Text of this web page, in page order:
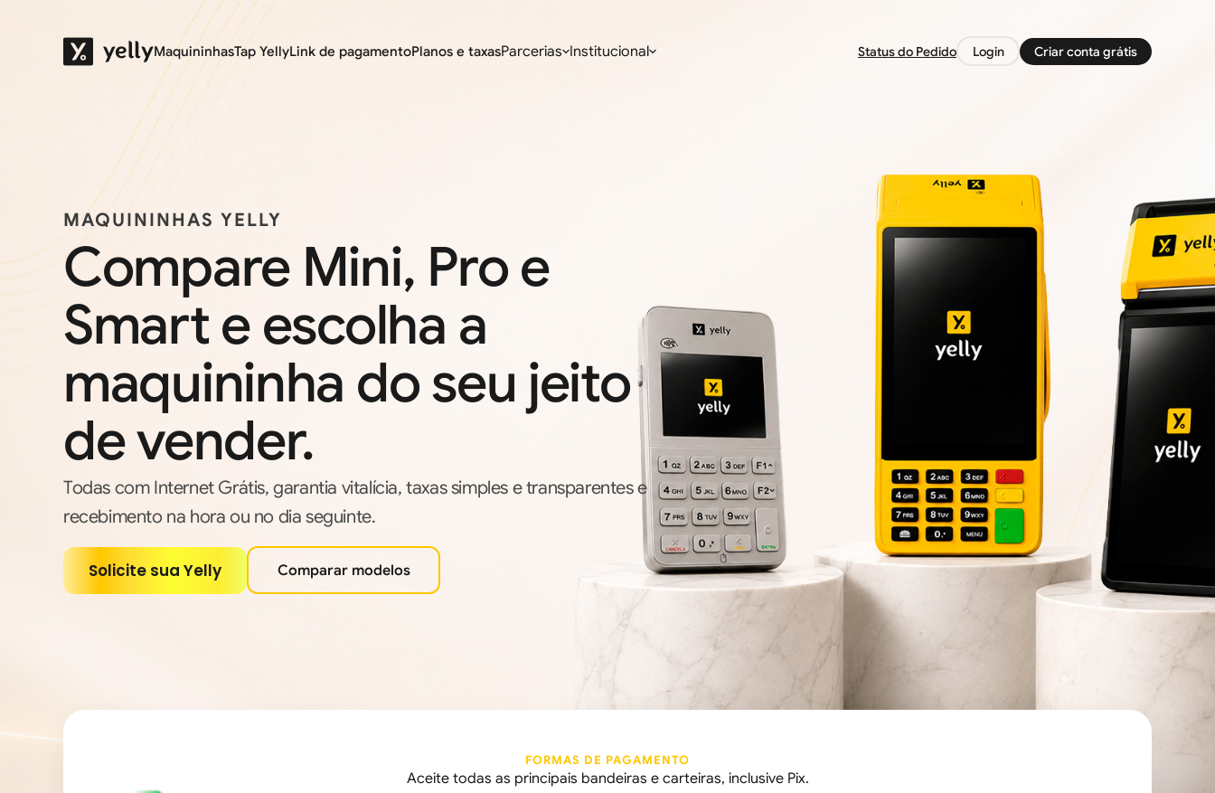
MaquininhasTap YellyLink de pagamentoPlanos e taxasParcerias Institucional Status do Pedido Login Criar conta grátis
MAQUININHAS YELLY
Compare Mini, Pro e
Smart e escolha a
maquininha do seu jeito
de vender.
Todas com Internet Grátis, garantia vitalícia, taxas simples e transparentes e
recebimento na hora ou no dia seguinte.
Solicite sua Yelly Comparar modelos
FORMAS DE PAGAMENTO
Aceite todas as principais bandeiras e carteiras, inclusive Pix.